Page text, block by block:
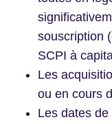
souscription
SCPI à
Les
ou en cours
Les dates